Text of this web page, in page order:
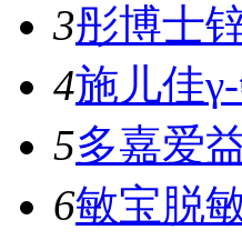
3彤博士
4施儿佳
5多嘉爱
6敏宝脱